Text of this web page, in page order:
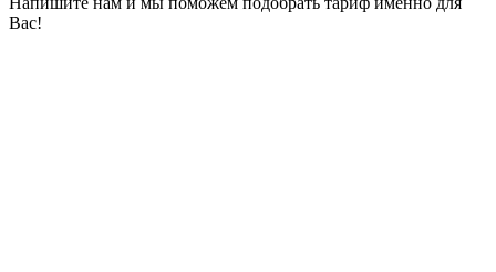
Вас!